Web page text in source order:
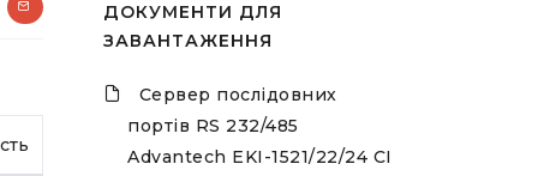
ДОКУМЕНТИ ДЛЯ
ЗАВАНТАЖЕННЯ
Сервер послідовних
портів RS 232/485
Advantech EKI-1521/22/24 CI